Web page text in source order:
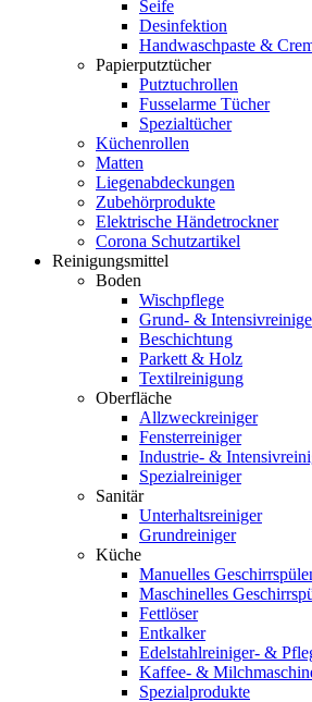
Seife
Desinfektion
Handwaschpaste &
Papierputztücher
Putztuchrollen
Fusselarme Tücher
Spezialtücher
Küchenrollen
Matten
Liegenabdeckungen
Zubehörprodukte
Elektrische Händetrockner
Corona Schutzartikel
Reinigungsmittel
Boden
Wischpflege
Grund- &
Beschichtung
Parkett & Holz
Textilreinigung
Oberfläche
Allzweckreiniger
Fensterreiniger
Industrie- &
Spezialreiniger
Sanitär
Unterhaltsreiniger
Grundreiniger
Küche
Manuelles
Maschinelles
Fettlöser
Entkalker
Edelstahlreiniger- &
Kaffee- &
Spezialprodukte